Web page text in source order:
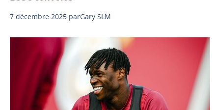
7 décembre 2025 parGary SLM